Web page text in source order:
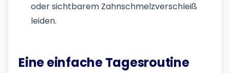
oder sichtbarem Zahnschmelzverschleiß
leiden.
Eine einfache Tagesroutine